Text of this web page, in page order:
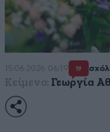
15·06·2026 06:19 19
Κείμενο: Γεωργία